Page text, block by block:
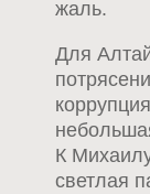
жаль.
Для
К
светлая